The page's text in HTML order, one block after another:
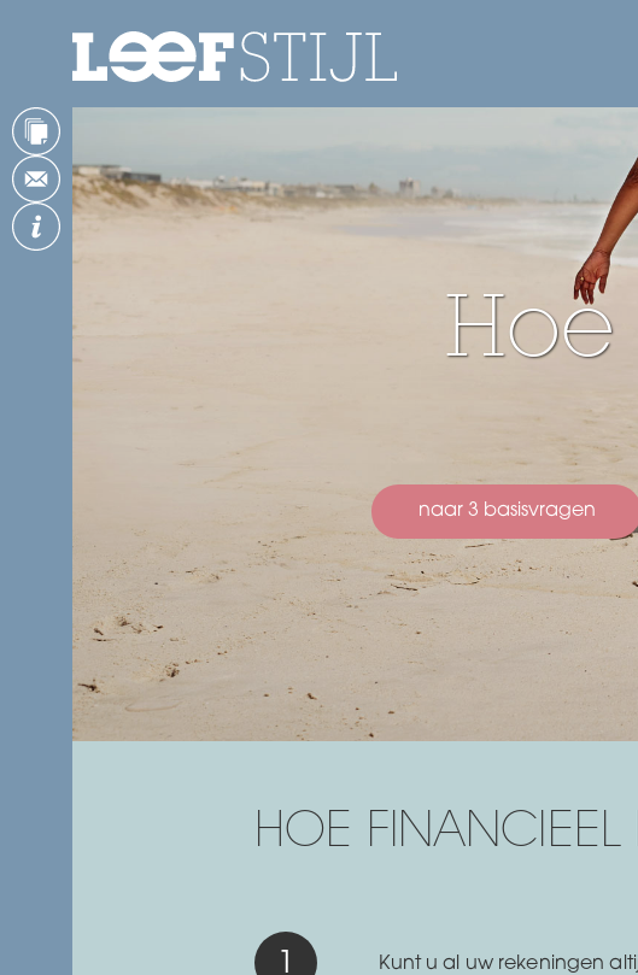
naar 3 basisvragen
HOE FINANCIEEL
Kunt u al uw rekeningen